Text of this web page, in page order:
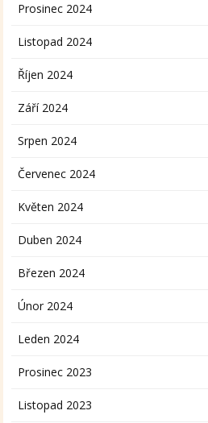
Prosinec 2024
Listopad 2024
Říjen 2024
Září 2024
Srpen 2024
Červenec 2024
Květen 2024
Duben 2024
Březen 2024
Únor 2024
Leden 2024
Prosinec 2023
Listopad 2023